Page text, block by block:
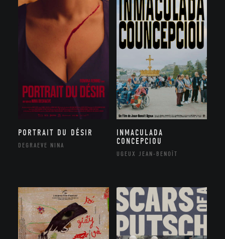
PORTRAIT DU DÉSIR
DEGRAEVE NINA
INMACULADA
CONCEPCIOU
UGEUX JEAN-BENOÎT